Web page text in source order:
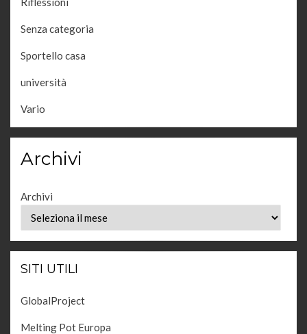
Senza categoria
Sportello casa
università
Vario
Archivi
Archivi
SITI UTILI
GlobalProject
Melting Pot Europa